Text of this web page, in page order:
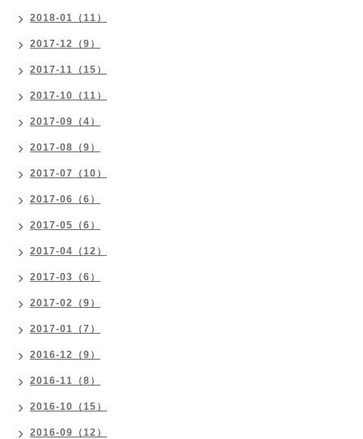
2018-01（11）
2017-12（9）
2017-11（15）
2017-10（11）
2017-09（4）
2017-08（9）
2017-07（10）
2017-06（6）
2017-05（6）
2017-04（12）
2017-03（6）
2017-02（9）
2017-01（7）
2016-12（9）
2016-11（8）
2016-10（15）
2016-09（12）